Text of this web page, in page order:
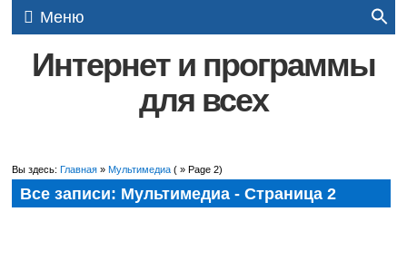
Меню
Интернет и программы
для всех
Вы здесь: Главная » Мультимедиа ( » Page 2)
Все записи: Мультимедиа - Страница 2